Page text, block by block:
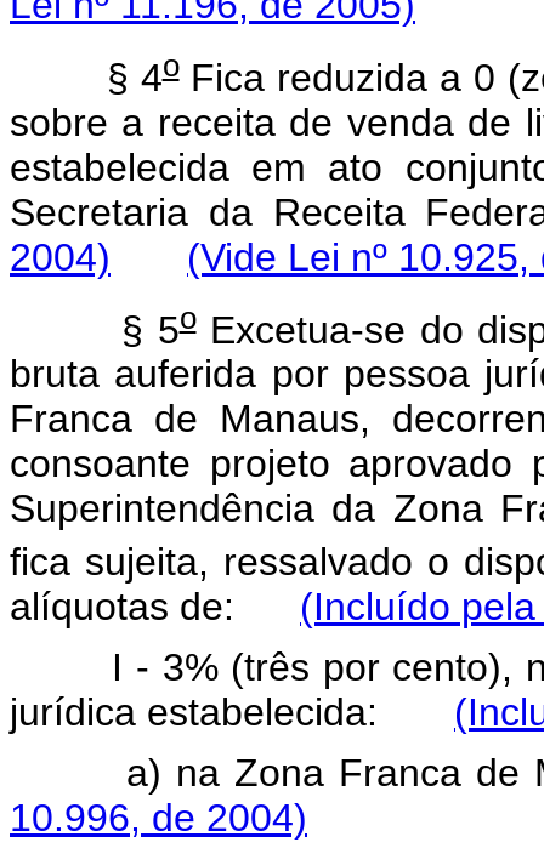
§ 4oFica reduzida a 0
sobre a receita de venda de
estabelecida em ato
Secretaria da Receita
2004)
(Vide Lei nº
§ 5oExcetua-se do
bruta auferida por pessoa
Franca de Manaus,
consoante projeto aprovado
Superintendência da Zona
fica sujeita, ressalvado o
alíquotas de: (Incluído
I - 3% (três por cento), no
jurídica estabelecida:
a) na Zona Franca
10.996, de 2004)